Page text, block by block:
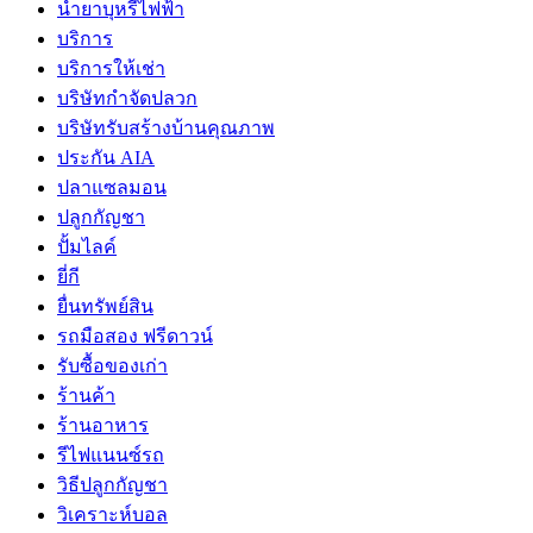
น้ำยาบุหรี่ไฟฟ้า
บริการ
บริการให้เช่า
บริษัทกำจัดปลวก
บริษัทรับสร้างบ้านคุณภาพ
ประกัน AIA
ปลาแซลมอน
ปลูกกัญชา
ปั้มไลค์
ยี่กี
ยื่นทรัพย์สิน
รถมือสอง ฟรีดาวน์
รับซื้อของเก่า
ร้านค้า
ร้านอาหาร
รีไฟแนนซ์รถ
วิธีปลูกกัญชา
วิเคราะห์บอล